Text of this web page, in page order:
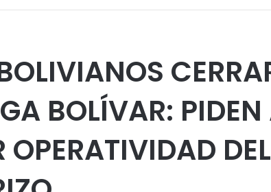
BOLÍVAR: PIDEN
DEL